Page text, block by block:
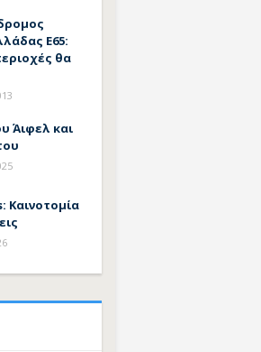
Ε65:
θα
Άιφελ και
Καινοτομία